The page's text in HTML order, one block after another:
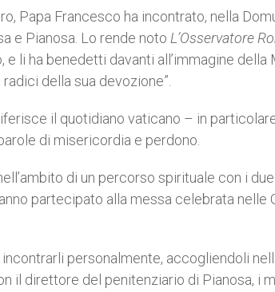
Papa Francesco ha incontrato, nella
e Pianosa. Lo rende noto L’Osservatore
li ha benedetti davanti all’immagine della
della sua devozione”.
il quotidiano vaticano – in
di misericordia e perdono.
di un percorso spirituale con i
partecipato alla messa celebrata nelle
personalmente, accogliendoli
il direttore del penitenziario di Pianosa, i